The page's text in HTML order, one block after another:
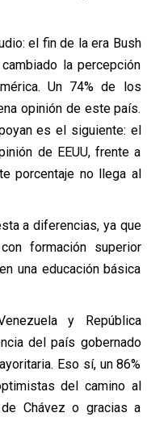
el fin de la era Bush
la percepción
Un 74% de los
opinión de este país.
es el siguiente: el
de EEUU, frente a
porcentaje no llega al
a diferencias, ya que
formación superior
una educación básica
y República
del país gobernado
Eso sí, un 86%
del camino al
Chávez o gracias a